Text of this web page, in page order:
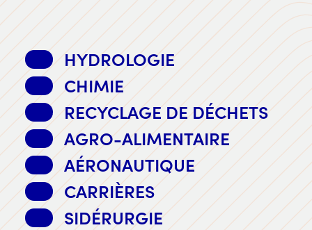
HYDROLOGIE
CHIMIE
RECYCLAGE DE DÉCHETS
AGRO-ALIMENTAIRE
AÉRONAUTIQUE
CARRIÈRES
SIDÉRURGIE